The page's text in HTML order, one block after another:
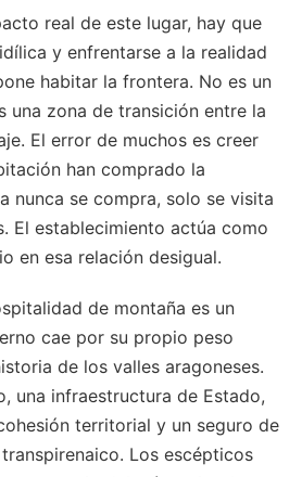
real de este lugar, hay que
y enfrentarse a la realidad
habitar la frontera. No es un
una zona de transición entre la
El error de muchos es creer
han comprado la
nunca se compra, solo se visita
El establecimiento actúa como
en esa relación desigual.
de montaña es un
cae por su propio peso
de los valles aragoneses.
una infraestructura de Estado,
territorial y un seguro de
Los escépticos